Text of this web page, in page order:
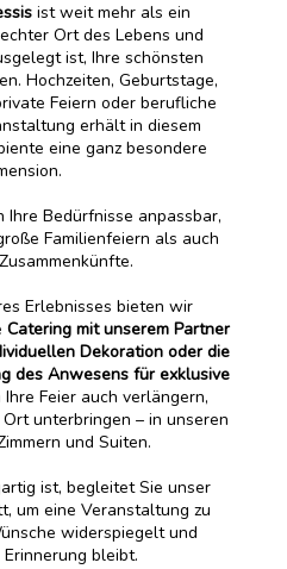
ist weit mehr als ein
Ort des Lebens und
ist, Ihre schönsten
Hochzeiten, Geburtstage,
Feiern oder berufliche
erhält in diesem
eine ganz besondere
Bedürfnisse anpassbar,
Familienfeiern als auch
Erlebnisses bieten wir
Catering mit unserem Partner
Dekoration oder die
des Anwesens für exklusive
Feier auch verlängern,
unterbringen – in unseren
und Suiten.
ist, begleitet Sie unser
um eine Veranstaltung zu
widerspiegelt und
bleibt.